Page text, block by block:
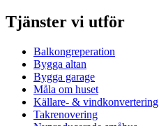
Tjänster vi utför
Balkongreperation
Bygga altan
Bygga garage
Måla om huset
Källare- & vindkonvertering
Takrenovering